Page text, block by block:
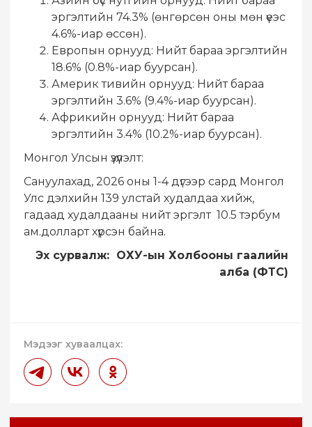
эргэлтийн 74.3% (өнгөрсөн оны мөн үеэс
4.6%-иар өссөн).
Европын орнууд: Нийт бараа эргэлтийн
18.6% (0.8%-иар буурсан).
Америк тивийн орнууд: Нийт бараа
эргэлтийн 3.6% (9.4%-иар буурсан).
Африкийн орнууд: Нийт бараа
эргэлтийн 3.4% (10.2%-иар буурсан).
Монгол Улсын үзүүлэлт:
Сануулахад, 2026 оны 1-4 дүгээр сард Монгол
Улс дэлхийн 139 улстай худалдаа хийж,
гадаад худалдааны нийт эргэлт 10.5 тэрбум
ам.долларт хүрсэн байна.
Эх сурвалж: ОХУ-ын Холбооны гаалийн
алба (ФТС)
Мэдээг хуваалцах: